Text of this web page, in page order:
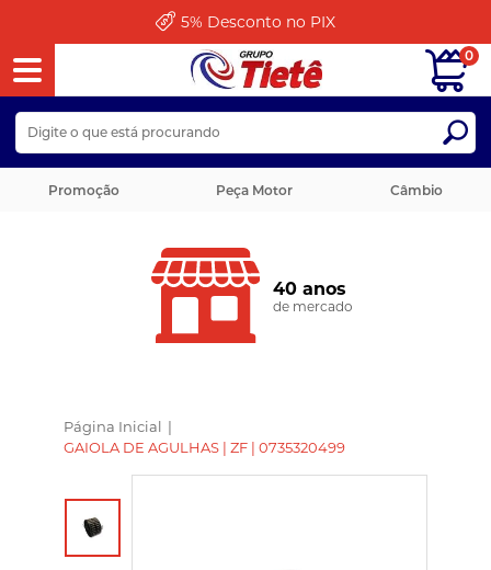
5% Desconto no PIX
Promoção Peça Motor Câmbio
0
40 anos
de mercado
Página Inicial |
GAIOLA DE AGULHAS | ZF | 0735320499